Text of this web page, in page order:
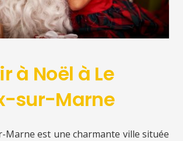
à Noël à Le
sur-Marne
Marne est une charmante ville située